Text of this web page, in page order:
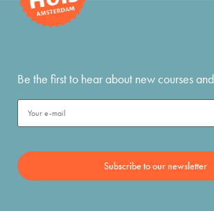
Be the first to hear about new courses